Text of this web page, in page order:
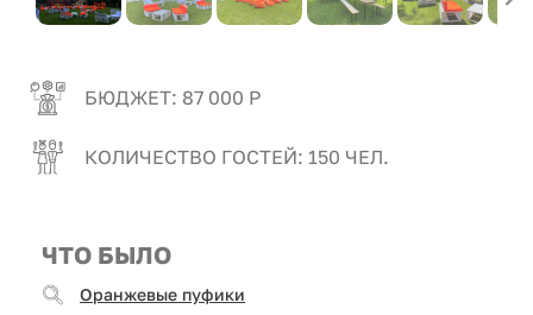
БЮДЖЕТ: 87 000 Р
КОЛИЧЕСТВО ГОСТЕЙ: 150 ЧЕЛ.
ЧТО БЫЛО
Оранжевые пуфики